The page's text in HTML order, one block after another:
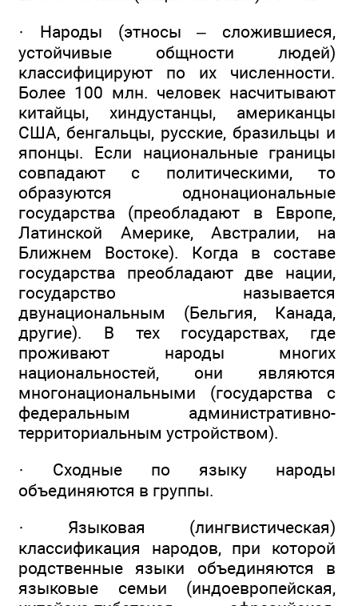
· Народы (этносы – сложившиеся,
устойчивые общности людей)
классифицируют по их численности.
Более 100 млн. человек насчитывают
китайцы, хиндустанцы, американцы
США, бенгальцы, русские, бразильцы и
японцы. Если национальные границы
совпадают с политическими, то
образуются однонациональные
государства (преобладают в Европе,
Латинской Америке, Австралии, на
Ближнем Востоке). Когда в составе
государства преобладают две нации,
государство называется
двунациональным (Бельгия, Канада,
другие). В тех государствах, где
проживают народы многих
национальностей, они являются
многонациональными (государства с
федеральным административно-
территориальным устройством).
· Сходные по языку народы
объединяются в группы.
· Языковая (лингвистическая)
классификация народов, при которой
родственные языки объединяются в
языковые семьи (индоевропейская,